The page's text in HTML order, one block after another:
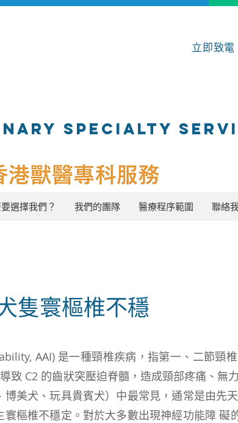
立即致
SPECIALTY
選擇我們？ 我們的團隊 醫療程序範圍 聯絡
隻寰樞椎不穩
AAI) 是一種頸椎疾病，指第一、二節頸
致 C2 的齒狀突壓迫脊髓，造成頸部疼痛、無
美犬、玩具貴賓犬）中最常見，通常是由先
樞椎不穩定。對於大多數出現神經功能障 礙